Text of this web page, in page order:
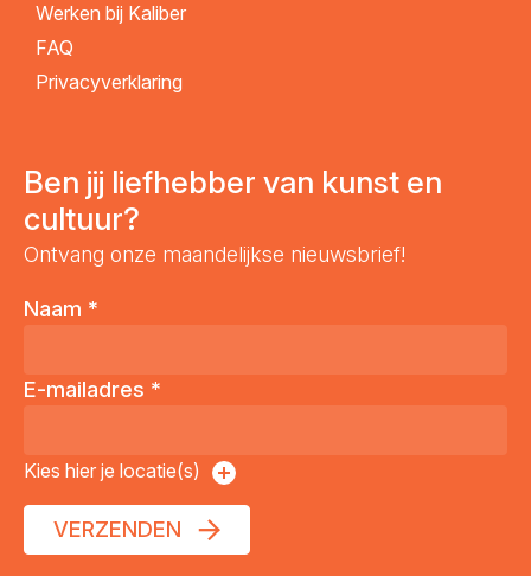
Werken bij Kaliber
FAQ
Privacyverklaring
Ben jij liefhebber van kunst en
cultuur?
Ontvang onze maandelijkse nieuwsbrief!
Naam *
E-mailadres *
Kies hier je locatie(s)
VERZENDEN